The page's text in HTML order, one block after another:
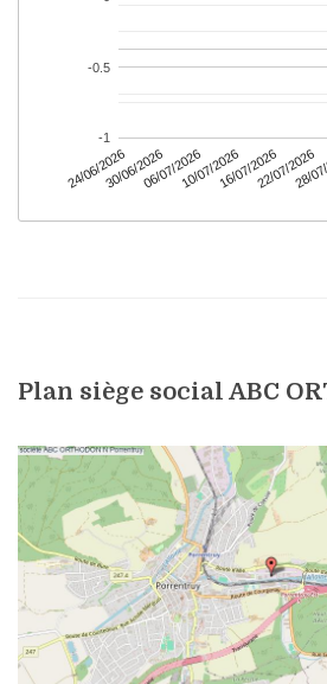
Plan siège social ABC